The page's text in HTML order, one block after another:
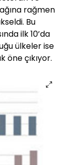
rağmen
Bu
ilk 10’da
ülkeler ise
öne çıkıyor.